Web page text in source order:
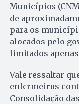
Municípios
de
para os
alocados pelo
limitados apenas
Vale ressaltar
enfermeiros
Consolidação